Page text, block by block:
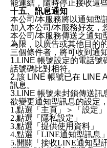
能連結，隨時停止接收這
十五、訊息通知
本公司/本服務將以通知型
加入本公司/本服務好友，
本公司/本服務傳送之通知
為限，以廣告或其他目的
三個條件者，將可收到通
1.LINE 帳號設定的電話號
話號碼比對相符。
2.該 LINE 帳號已在 LINE
訊息。
3.LINE 帳號未封鎖傳送訊
欲變更通知型訊息的設定
1.點選「主頁」＞「設定」
2.點選「隱私設定」
3.點選「提供使用資料」
4.點選「LINE通知型訊息」
5.開關「接收LINE通知型